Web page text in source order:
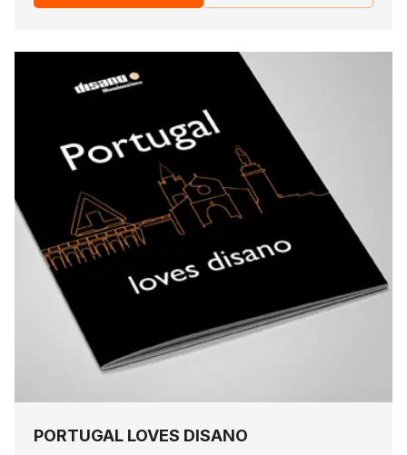
PORTUGAL LOVES DISANO